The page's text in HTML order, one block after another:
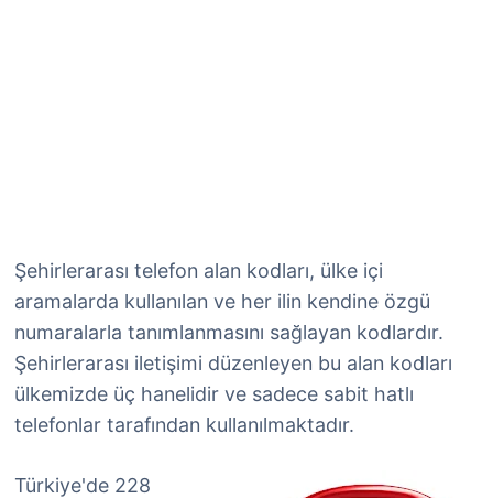
Şehirlerarası telefon alan kodları, ülke içi
aramalarda kullanılan ve her ilin kendine özgü
numaralarla tanımlanmasını sağlayan kodlardır.
Şehirlerarası iletişimi düzenleyen bu alan kodları
ülkemizde üç hanelidir ve sadece sabit hatlı
telefonlar tarafından kullanılmaktadır.
Türkiye'de 228